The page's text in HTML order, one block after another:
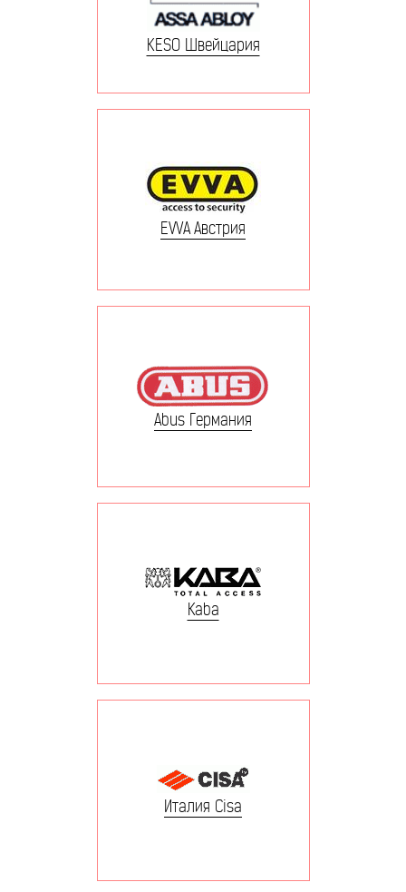
KESO Швейцария
EVVA Австрия
Abus Германия
Kaba
Италия Cisa